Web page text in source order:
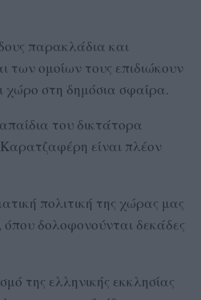
παρακλάδια και
ομοίων τους επιδιώκουν
χώρο στη δημόσια σφαίρα.
του δικτάτορα
είναι πλέον
πολιτική της χώρας μας
δολοφονούνται δεκάδες
της ελληνικής εκκλησίας